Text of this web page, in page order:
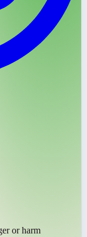
or harm